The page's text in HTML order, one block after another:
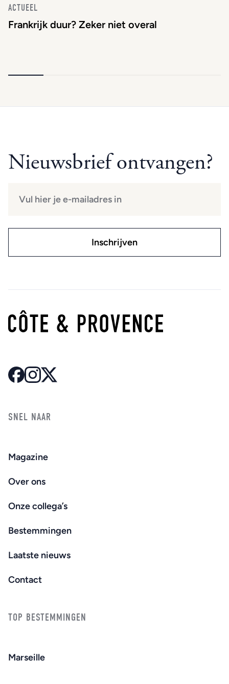
ACTUEEL
Frankrijk duur? Zeker niet overal
Nieuwsbrief ontvangen?
SNEL NAAR
Magazine
Over ons
Onze collega’s
Bestemmingen
Laatste nieuws
Contact
TOP BESTEMMINGEN
Marseille